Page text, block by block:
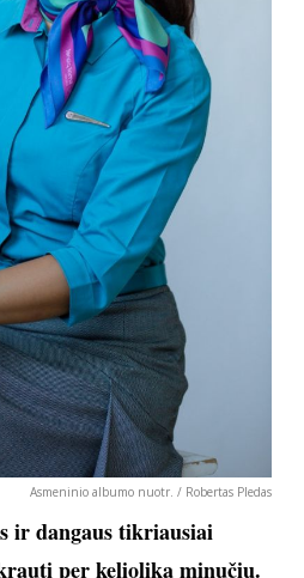
skaitytojams, kaip
kelionėms, kad
ir malonesnės?
ir yra malonesnė, jei
veikla. Lėktuve galima
klausyti muzikos ar
prieš skrydį esame gerai
greičiausiai jį iškęsti bus
patogumą naudoja pagalvėlę
patirties galiu
praktiškas daiktas –
užsikloti, kelis kartus
galvai. Retas keleivis
o jos taip pat gali prisidėti
yra šilta pėdoms,